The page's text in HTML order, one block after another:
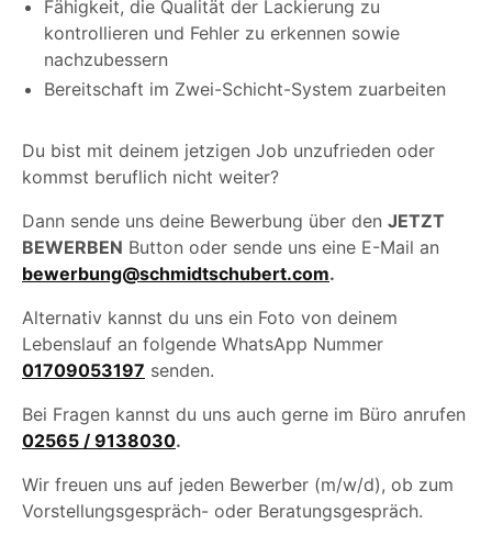
Fähigkeit, die Qualität der Lackierung zu
kontrollieren und Fehler zu erkennen sowie
nachzubessern
Bereitschaft im Zwei-Schicht-System zuarbeiten
Du bist mit deinem jetzigen Job unzufrieden oder
kommst beruflich nicht weiter?
Dann sende uns deine Bewerbung über den JETZT
BEWERBEN Button oder sende uns eine E-Mail an
bewerbung@schmidtschubert.com.
Alternativ kannst du uns ein Foto von deinem
Lebenslauf an folgende WhatsApp Nummer
01709053197 senden.
Bei Fragen kannst du uns auch gerne im Büro anrufen
02565 / 9138030.
Wir freuen uns auf jeden Bewerber (m/w/d), ob zum
Vorstellungsgespräch- oder Beratungsgespräch.